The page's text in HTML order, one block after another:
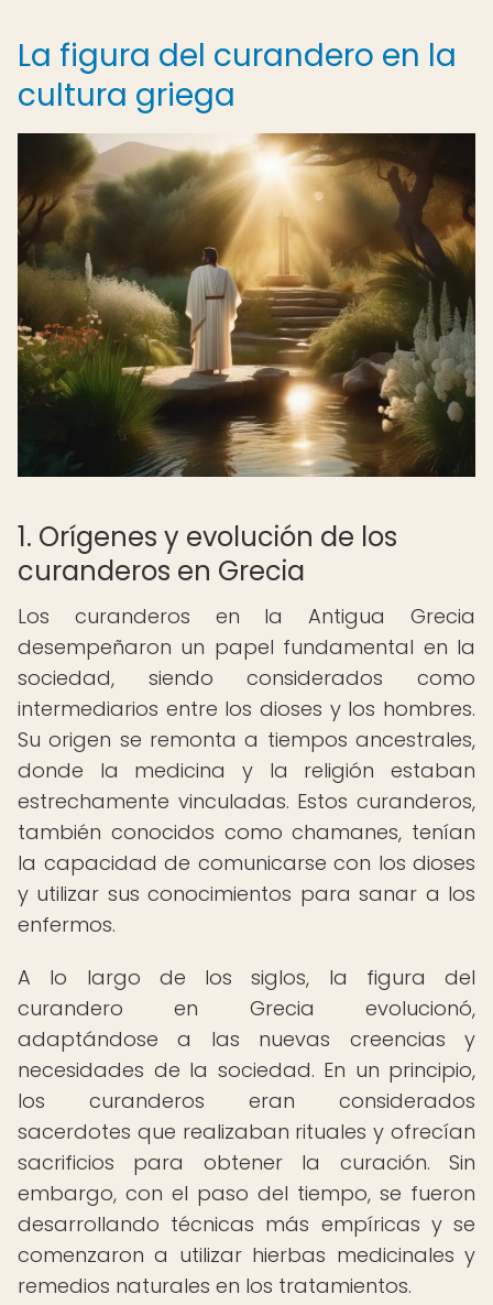
La figura del curandero en la
cultura griega
1. Orígenes y evolución de los
curanderos en Grecia
Los curanderos en la Antigua Grecia
desempeñaron un papel fundamental en la
sociedad, siendo considerados como
intermediarios entre los dioses y los hombres.
Su origen se remonta a tiempos ancestrales,
donde la medicina y la religión estaban
estrechamente vinculadas. Estos curanderos,
también conocidos como chamanes, tenían
la capacidad de comunicarse con los dioses
y utilizar sus conocimientos para sanar a los
enfermos.
A lo largo de los siglos, la figura del
curandero en Grecia evolucionó,
adaptándose a las nuevas creencias y
necesidades de la sociedad. En un principio,
los curanderos eran considerados
sacerdotes que realizaban rituales y ofrecían
sacrificios para obtener la curación. Sin
embargo, con el paso del tiempo, se fueron
desarrollando técnicas más empíricas y se
comenzaron a utilizar hierbas medicinales y
remedios naturales en los tratamientos.